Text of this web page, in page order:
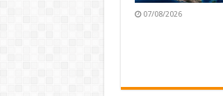
07/08/2026